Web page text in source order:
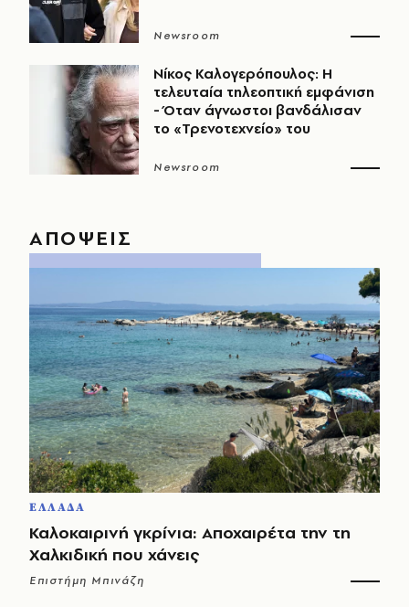
Newsroom
Νίκος Καλογερόπουλος: Η
τελευταία τηλεοπτική εμφάνιση
- Όταν άγνωστοι βανδάλισαν
το «Τρενοτεχνείο» του
Newsroom
ΑΠΟΨΕΙΣ
ΕΛΛΑΔΑ
Καλοκαιρινή γκρίνια: Αποχαιρέτα την τη
Χαλκιδική που χάνεις
Επιστήμη Μπινάζη